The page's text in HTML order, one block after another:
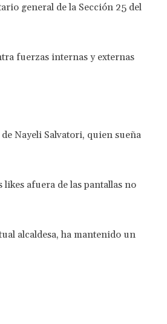
general de la Sección 25 del
fuerzas internas y externas
Nayeli Salvatori, quien sueña
afuera de las pantallas no
alcaldesa, ha mantenido un